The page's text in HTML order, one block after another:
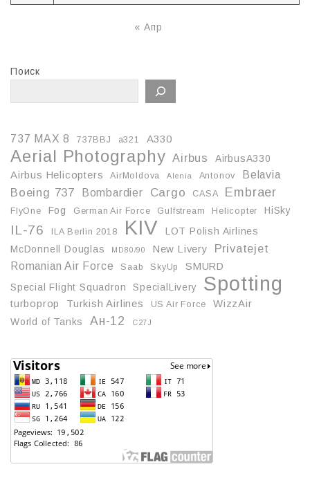
« Апр
Поиск
737 MAX 8 737BBJ a321 A330
Aerial Photography Airbus
AirbusA330
Airbus Helicopters
AirMoldova Alenia Antonov Belavia
Boeing 737 Bombardier Cargo CASA Embraer
FlyOne Fog German Air Force Gulfstream Helicopter HiSky
IL-76 ILA Berlin 2018 KIV
LOT Polish Airlines
McDonnell Douglas
MD80/90 New Livery Privatejet
Romanian Air Force Saab SkyUp
SMURD
Special Flight Squadron
SpecialLivery Spotting
turboprop Turkish Airlines US Air Force
WizzAir
World of Tanks
Ан-12 С27J